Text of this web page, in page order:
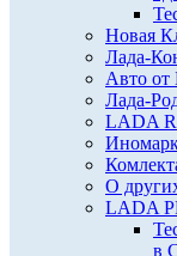
Новая
Лада-
Авто от
Лада-
LADA
О
LADA
в